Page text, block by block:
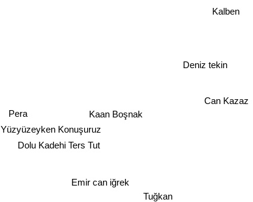
Tuğkan
Kaan Boşnak
Emir can iğrek
Can Kazaz
Kalben
Deniz tekin
Dolu Kadehi Ters Tut
Yüzyüzeyken Konuşuruz
Pera